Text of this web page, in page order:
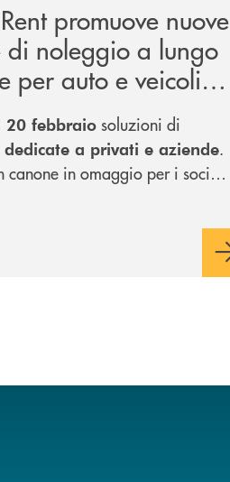
promuove nuove
di noleggio a lungo
per auto e veicoli
20 febbraio soluzioni di
a privati e aziende.
canone in omaggio per i soci